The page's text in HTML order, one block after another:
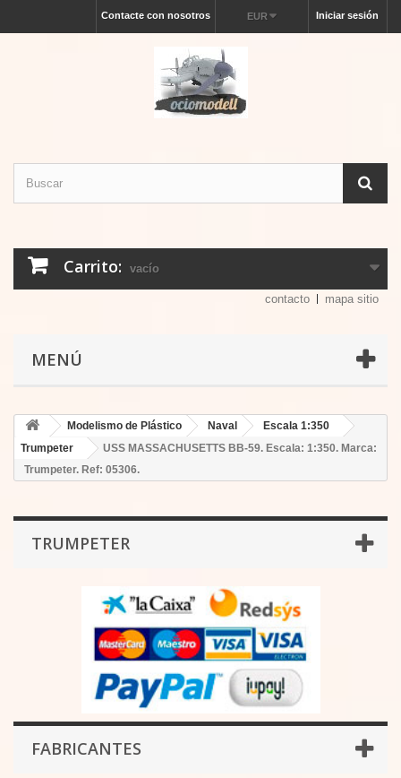
Iniciar sesión
EUR
Contacte con nosotros
Carrito: vacío
contacto mapa sitio
MENÚ
Modelismo de Plástico Naval
Escala 1:350
Trumpeter
USS MASSACHUSETTS BB-59. Escala: 1:350. Marca:
Trumpeter. Ref: 05306.
TRUMPETER
FABRICANTES